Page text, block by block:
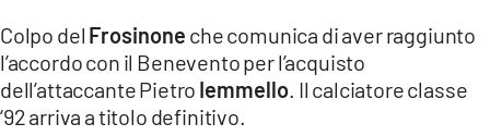
Colpo del Frosinone che comunica di aver raggiunto
l’accordo con il Benevento per l’acquisto
dell’attaccante Pietro Iemmello . Il calciatore classe
‘92 arriva a titolo definitivo.